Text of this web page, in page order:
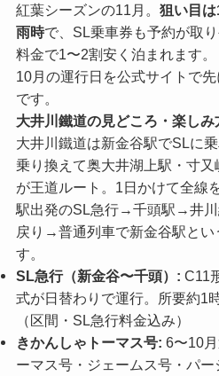
紅葉シーズンの11月。 狙い目
雨時で、SL乗車券も予約が取
料金で1〜2割安く泊まれます
10月の運行日を公式サイトで
です。
大井川鐵道の見どころ・楽しみ
大井川鐵道は新金谷駅でSLに
乗り換えて奥大井湖上駅・寸
が王道ルート。1日かけて全線
駅出発のSL急行→千頭駅→井
戻り→普通列車で新金谷駅とい
す。
SL急行（新金谷〜千頭）: C11
式が日替わりで運行。所要約1
（区間・SL急行料金込み）
きかんしゃトーマス号: 6〜10
ーマス号・ジェームス号・パ